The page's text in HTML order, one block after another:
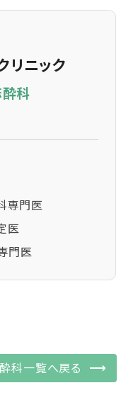
リニック
酔科
専門医
医
門医
科一覧へ戻る